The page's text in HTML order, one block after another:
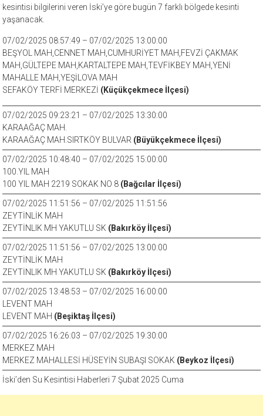
kesintisi bilgilerini veren İski’ye göre bugün 7 farklı bölgede kesinti
yaşanacak.
07/02/2025 08:57:49 – 07/02/2025 13:00:00
BEŞYOL MAH,CENNET MAH,CUMHURİYET MAH,FEVZİ ÇAKMAK
MAH,GÜLTEPE MAH,KARTALTEPE MAH,TEVFİKBEY MAH,YENİ
MAHALLE MAH,YEŞİLOVA MAH
SEFAKÖY TERFİ MERKEZİ (Küçükçekmece İlçesi)
07/02/2025 09:23:21 – 07/02/2025 13:30:00
KARAAĞAÇ MAH.
KARAAĞAÇ MAH.SIRTKÖY BULVAR (Büyükçekmece İlçesi)
07/02/2025 10:48:40 – 07/02/2025 15:00:00
100.YIL MAH
100 YIL MAH 2219 SOKAK NO 8 (Bağcılar İlçesi)
07/02/2025 11:51:56 – 07/02/2025 11:51:56
ZEYTİNLİK MAH
ZEYTİNLIK MH YAKUTLU SK (Bakırköy İlçesi)
07/02/2025 11:51:56 – 07/02/2025 13:00:00
ZEYTİNLİK MAH
ZEYTİNLIK MH YAKUTLU SK (Bakırköy İlçesi)
07/02/2025 13:48:53 – 07/02/2025 16:00:00
LEVENT MAH
LEVENT MAH (Beşiktaş İlçesi)
07/02/2025 16:26:03 – 07/02/2025 19:30:00
MERKEZ MAH
MERKEZ MAHALLESİ HÜSEYİN SUBAŞI SOKAK (Beykoz İlçesi)
İski’den Su Kesintisi Haberleri 7 Şubat 2025 Cuma